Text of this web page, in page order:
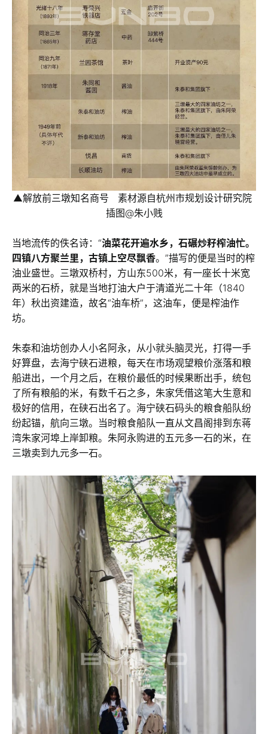
▲解放前三墩知名商号 素材源自杭州市规划设计研究院
插图@朱小贱
当地流传的佚名诗：“油菜花开遍水乡，石碾炒籽榨油忙。
四镇八方聚兰里，古镇上空尽飘香。”描写的便是当时的榨
油业盛世。三墩双桥村，方山东500米，有一座长十米宽
两米的石桥，就是当地打油大户于清道光二十年（1840
年）秋出资建造，故名“油车桥”，这油车，便是榨油作
坊。
朱泰和油坊创办人小名阿永，从小就头脑灵光，打得一手
好算盘，去海宁硖石进粮，每天在市场观望粮价涨落和粮
船进出，一个月之后，在粮价最低的时候果断出手，统包
了所有粮船的米，有数千石之多，朱家凭借这笔大生意和
极好的信用，在硖石出名了。海宁硖石码头的粮食船队纷
纷起锚，航向三墩。当时粮食船队一直从文昌阁排到东蒋
湾朱家河埠上岸卸粮。朱阿永购进的五元多一石的米，在
三墩卖到九元多一石。